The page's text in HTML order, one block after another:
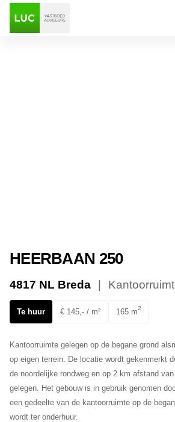
HEERBAAN 250
4817 NL Breda
Te huur € 145,- / m² 165 m2
Kantoorruimte gelegen op de begane grond
op eigen terrein. De locatie wordt gekenmerkt
de noordelijke rondweg en op 2 km afstand
gelegen. Het gebouw is in gebruik genomen
een gedeelte van de kantoorruimte op de
wordt ter onderhuur.